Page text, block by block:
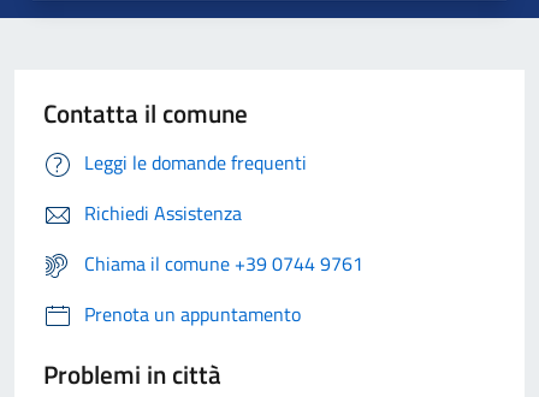
Contatta il comune
Leggi le domande frequenti
Richiedi Assistenza
Chiama il comune +39 0744 9761
Prenota un appuntamento
Problemi in città